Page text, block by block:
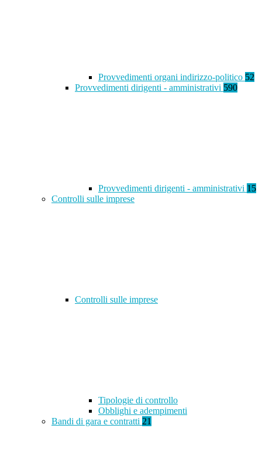
Provvedimenti organi indirizzo-politico 52
Provvedimenti dirigenti - amministrativi 590
Provvedimenti dirigenti - amministrativi 15
Controlli sulle imprese
Controlli sulle imprese
Tipologie di controllo
Obblighi e adempimenti
Bandi di gara e contratti 21